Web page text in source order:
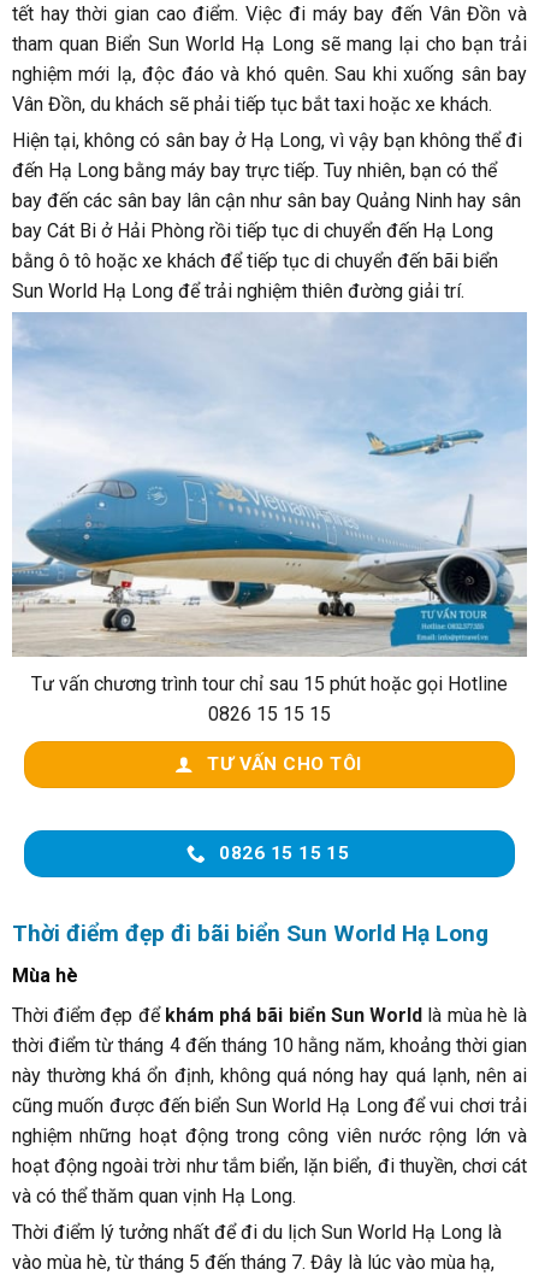
tết hay thời gian cao điểm. Việc đi máy bay đến Vân Đồn và
tham quan Biển Sun World Hạ Long sẽ mang lại cho bạn trải
nghiệm mới lạ, độc đáo và khó quên. Sau khi xuống sân bay
Vân Đồn, du khách sẽ phải tiếp tục bắt taxi hoặc xe khách.
Hiện tại, không có sân bay ở Hạ Long, vì vậy bạn không thể đi
đến Hạ Long bằng máy bay trực tiếp. Tuy nhiên, bạn có thể
bay đến các sân bay lân cận như sân bay Quảng Ninh hay sân
bay Cát Bi ở Hải Phòng rồi tiếp tục di chuyển đến Hạ Long
bằng ô tô hoặc xe khách để tiếp tục di chuyển đến bãi biển
Sun World Hạ Long để trải nghiệm thiên đường giải trí.
Tư vấn chương trình tour chỉ sau 15 phút hoặc gọi Hotline
0826 15 15 15
TƯ VẤN CHO TÔI
0826 15 15 15
Thời điểm đẹp đi bãi biển Sun World Hạ Long
Mùa hè
Thời điểm đẹp để khám phá bãi biển Sun World là mùa hè là
thời điểm từ tháng 4 đến tháng 10 hằng năm, khoảng thời gian
này thường khá ổn định, không quá nóng hay quá lạnh, nên ai
cũng muốn được đến biển Sun World Hạ Long để vui chơi trải
nghiệm những hoạt động trong công viên nước rộng lớn và
hoạt động ngoài trời như tắm biển, lặn biển, đi thuyền, chơi cát
và có thể thăm quan vịnh Hạ Long.
Thời điểm lý tưởng nhất để đi du lịch Sun World Hạ Long là
vào mùa hè, từ tháng 5 đến tháng 7. Đây là lúc vào mùa hạ,